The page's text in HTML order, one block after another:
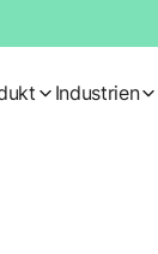
Industrien